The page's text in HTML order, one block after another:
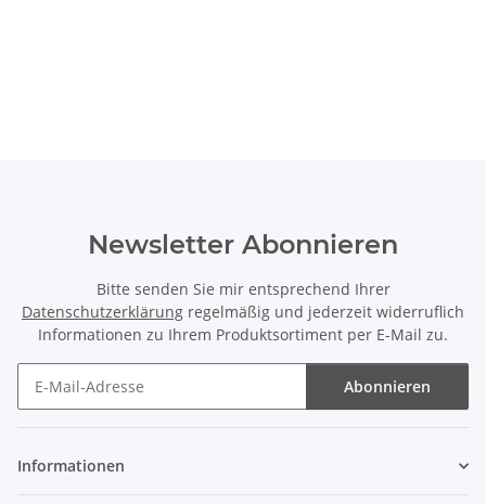
Newsletter Abonnieren
Bitte senden Sie mir entsprechend Ihrer
Datenschutzerklärung regelmäßig und jederzeit widerruflich
Informationen zu Ihrem Produktsortiment per E-Mail zu.
Abonnieren
Informationen